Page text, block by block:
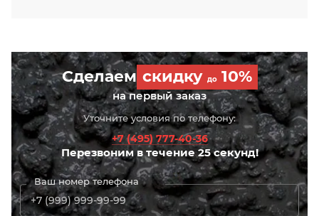
Сделаем скидку до10%
на первый заказ
Уточните условия по телефону:
+7 (495) 777-40-36
Перезвоним в течение 25 секунд!
Ваш номер телефона